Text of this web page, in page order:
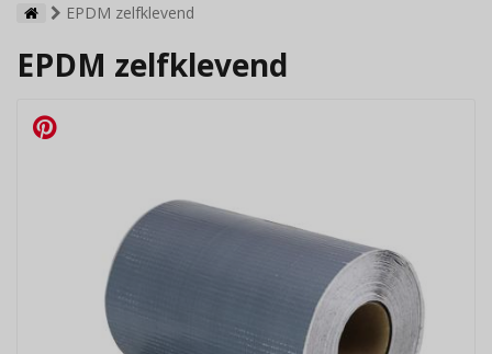
Verhuisdekens
Opslagdekens
Andere verhuismaterialen
EPDM zelfklevend
EPDM zelfklevend